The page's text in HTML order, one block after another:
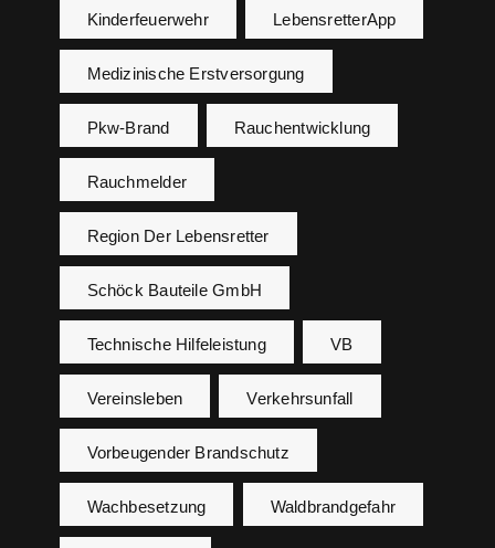
Kinderfeuerwehr LebensretterApp
Medizinische Erstversorgung
Pkw-Brand Rauchentwicklung
Rauchmelder
Region Der Lebensretter
Schöck Bauteile GmbH
Technische Hilfeleistung VB
Vereinsleben Verkehrsunfall
Vorbeugender Brandschutz
Wachbesetzung Waldbrandgefahr